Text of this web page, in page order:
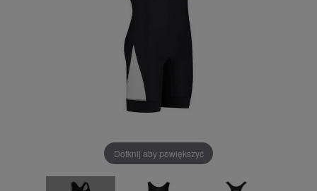
Dotknij aby powiększyć